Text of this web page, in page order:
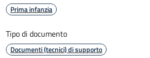
Prima infanzia
Tipo di documento
Documenti (tecnici) di supporto